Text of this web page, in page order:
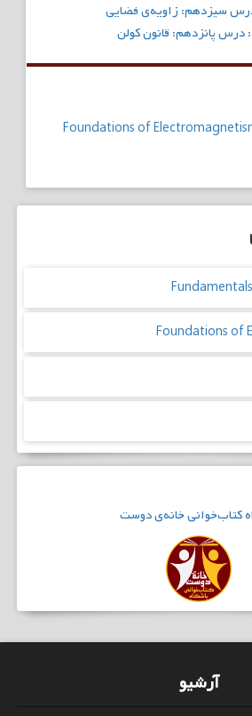
سیزدهم: زاویه‌ی فضایی
درس پانزدهم: قانون کولن
Foundations of
Foundations of
کتاب‌خوانیخانه‌ی دوست
آرشیو